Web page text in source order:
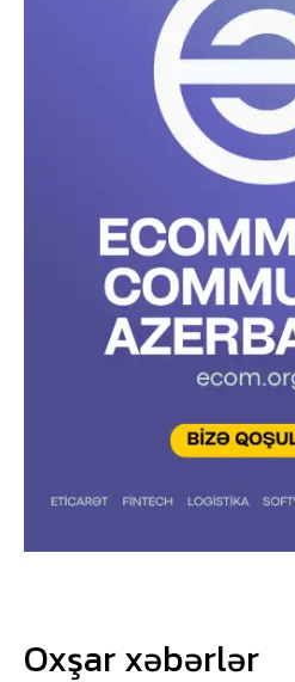
Oxşar xəbərlər